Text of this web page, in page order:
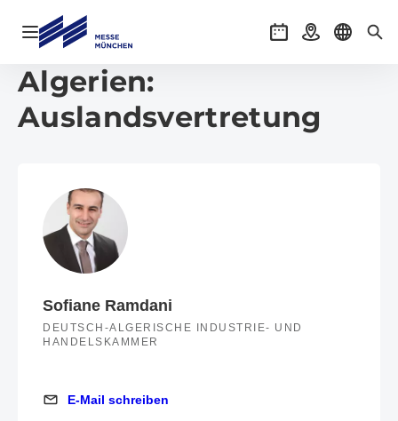
Navigation öffnen Veranstaltungen
AnreiseSprache
Algerien:
Auslandsvertretung
Sofiane Ramdani
DEUTSCH-ALGERISCHE INDUSTRIE- UND
HANDELSKAMMER
E-Mail schreiben
E-Mail schreiben